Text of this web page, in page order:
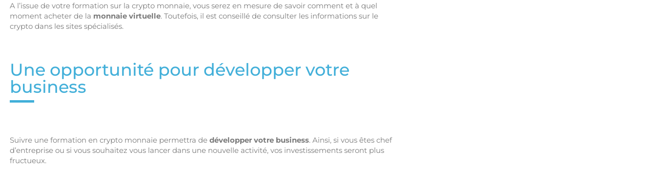
A l’issue de votre formation sur la crypto monnaie, vous serez en mesure de savoir comment et à quel
moment acheter de la monnaie virtuelle. Toutefois, il est conseillé de consulter les informations sur le
crypto dans les sites spécialisés.
Une opportunité pour développer votre
business
Suivre une formation en crypto monnaie permettra de développer votre business. Ainsi, si vous êtes chef
d’entreprise ou si vous souhaitez vous lancer dans une nouvelle activité, vos investissements seront plus
fructueux.